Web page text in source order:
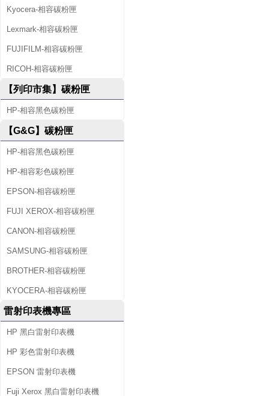
Kyocera-相容碳粉匣
Lexmark-相容碳粉匣
FUJIFILM-相容碳粉匣
RICOH-相容碳粉匣
【列印市集】碳粉匣
HP-相容黑色碳粉匣
【G&G】碳粉匣
HP-相容黑色碳粉匣
HP-相容彩色碳粉匣
EPSON-相容碳粉匣
FUJI XEROX-相容碳粉匣
CANON-相容碳粉匣
SAMSUNG-相容碳粉匣
BROTHER-相容碳粉匣
KYOCERA-相容碳粉匣
雷射印表機專區
HP 黑白雷射印表機
HP 彩色雷射印表機
EPSON 雷射印表機
Fuji Xerox 黑白雷射印表機